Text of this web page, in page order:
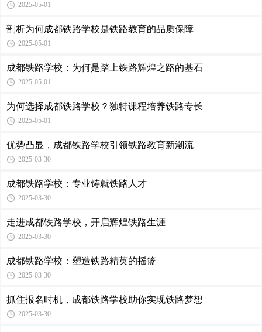
2025-05-01
剖析为何成都铁路学校是铁路教育的品质保障
2025-05-01
成都铁路学校：为何是踏上铁路辉煌之路的基石
2025-05-01
为何选择成都铁路学校？独特课程培养铁路专长
2025-05-01
优势凸显，成都铁路学校引领铁路教育新潮流
2025-03-30
成都铁路学校：专业铸就铁路人才
2025-03-30
走进成都铁路学校，开启辉煌铁路生涯
2025-03-30
成都铁路学校：塑造铁路精英的摇篮
2025-03-30
抓住报名时机，成都铁路学校助你实现铁路梦想
2025-03-30